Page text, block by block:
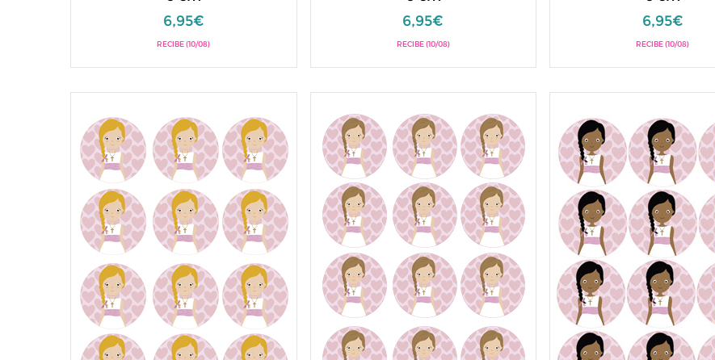
6,95€
RECIBE (10/08)
6,95€
RECIBE (10/08)
6,95€
RECIBE (10/08)